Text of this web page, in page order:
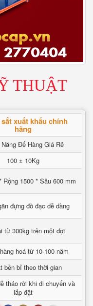
THUẬT
xuất khẩu chính
hãng
Để Hàng Giá Rẻ
100 ± 10Kg
Rộng 1500 * Sâu 600 mm
đựng đồ đạc dễ dàng
từ 300kg trên một đợt
hoá từ 10-100 năm
bền bỉ theo thời gian
tháo rời khi di chuyển và
lắp đặt